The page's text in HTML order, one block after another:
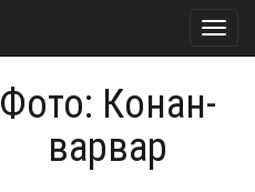
Фото: Конан-
варвар